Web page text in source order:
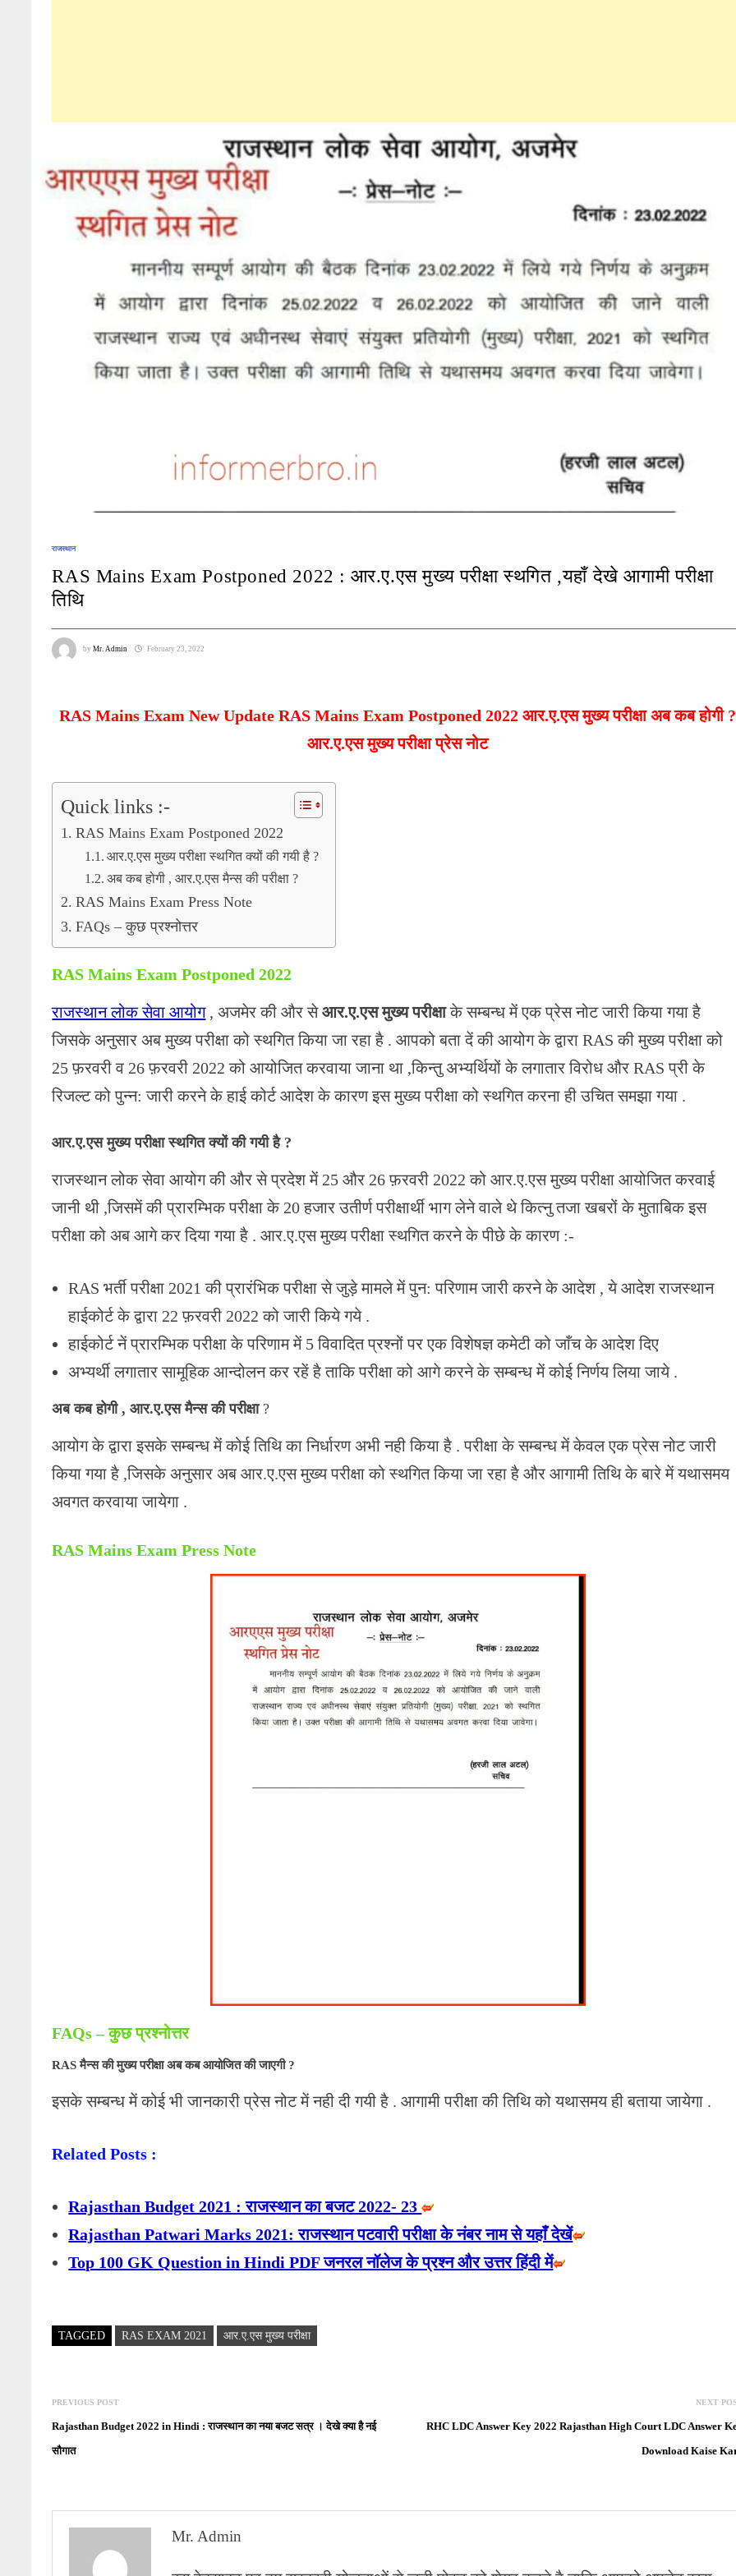
राजस्थान
RAS Mains Exam Postponed 2022 : आर.ए.एस मुख्य परीक्षा स्थगित ,यहाँ देखे आगामी परीक्षा
तिथि
byMr. Admin February 23, 2022
RAS Mains Exam New Update RAS Mains Exam Postponed 2022 आर.ए.एस मुख्य परीक्षा अब कब होगी ?
आर.ए.एस मुख्य परीक्षा प्रेस नोट
Quick links :-
RAS Mains Exam Postponed 2022
आर.ए.एस मुख्य परीक्षा स्थगित क्यों की गयी है ?
अब कब होगी , आर.ए.एस मैन्स की परीक्षा ?
RAS Mains Exam Press Note
FAQs – कुछ प्रश्नोत्तर
RAS Mains Exam Postponed 2022
राजस्थान लोक सेवा आयोग, अजमेर की और सेआर.ए.एस मुख्य परीक्षाके सम्बन्ध में एक प्रेस नोट जारी किया गया है
जिसके अनुसार अब मुख्य परीक्षा को स्थगित किया जा रहा है . आपको बता दें की आयोग के द्वारा RAS की मुख्य परीक्षा को
25 फ़रवरी व 26 फ़रवरी 2022 को आयोजित करवाया जाना था ,किन्तु अभ्यर्थियों के लगातार विरोध और RAS प्री के
रिजल्ट को पुन्न: जारी करने के हाई कोर्ट आदेश के कारण इस मुख्य परीक्षा को स्थगित करना ही उचित समझा गया .
आर.ए.एस मुख्य परीक्षा स्थगित क्यों की गयी है ?
राजस्थान लोक सेवा आयोग की और से प्रदेश में 25 और 26 फ़रवरी 2022 को आर.ए.एस मुख्य परीक्षा आयोजित करवाई
जानी थी ,जिसमें की प्रारम्भिक परीक्षा के 20 हजार उतीर्ण परीक्षार्थी भाग लेने वाले थे कित्नु तजा खबरों के मुताबिक इस
परीक्षा को अब आगे कर दिया गया है . आर.ए.एस मुख्य परीक्षा स्थगित करने के पीछे के कारण :-
RAS भर्ती परीक्षा 2021 की प्रारंभिक परीक्षा से जुड़े मामले में पुन: परिणाम जारी करने के आदेश , ये आदेश राजस्थान
हाईकोर्ट के द्वारा 22 फ़रवरी 2022 को जारी किये गये .
हाईकोर्ट नें प्रारम्भिक परीक्षा के परिणाम में 5 विवादित प्रश्नों पर एक विशेषज्ञ कमेटी को जाँच के आदेश दिए
अभ्यर्थी लगातार सामूहिक आन्दोलन कर रहें है ताकि परीक्षा को आगे करने के सम्बन्ध में कोई निर्णय लिया जाये .
अब कब होगी , आर.ए.एस मैन्स की परीक्षा?
आयोग के द्वारा इसके सम्बन्ध में कोई तिथि का निर्धारण अभी नही किया है . परीक्षा के सम्बन्ध में केवल एक प्रेस नोट जारी
किया गया है ,जिसके अनुसार अब आर.ए.एस मुख्य परीक्षा को स्थगित किया जा रहा है और आगामी तिथि के बारे में यथासमय
अवगत करवाया जायेगा .
RAS Mains Exam Press Note
FAQs – कुछ प्रश्नोत्तर
RAS मैन्स की मुख्य परीक्षा अब कब आयोजित की जाएगी ?
इसके सम्बन्ध में कोई भी जानकारी प्रेस नोट में नही दी गयी है . आगामी परीक्षा की तिथि को यथासमय ही बताया जायेगा .
Related Posts :
Rajasthan Budget 2021 : राजस्थान का बजट 2022- 23
Rajasthan Patwari Marks 2021: राजस्थान पटवारी परीक्षा के नंबर नाम से यहाँ देखें
Top 100 GK Question in Hindi PDF जनरल नॉलेज के प्रश्न और उत्तर हिंदी में
TAGGED RAS EXAM 2021 आर.ए.एस मुख्य परीक्षा
navigation
PREVIOUS POST
Rajasthan Budget 2022 in Hindi : राजस्थान का नया बजट सत्र । देखे क्या है नई
सौगात
NEXT
RHC LDC Answer Key 2022 Rajasthan High Court LDC Answer
Download Kaise
Mr. Admin